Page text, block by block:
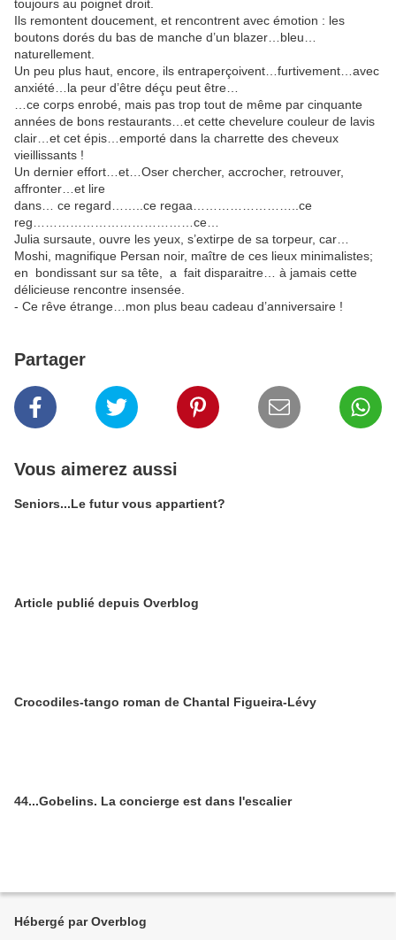
toujours au poignet droit.
Ils remontent doucement, et rencontrent avec émotion : les
boutons dorés du bas de manche d’un blazer…bleu…
naturellement.
Un peu plus haut, encore, ils entraperçoivent…furtivement…avec
anxiété…la peur d’être déçu peut être…
…ce corps enrobé, mais pas trop tout de même par cinquante
années de bons restaurants…et cette chevelure couleur de lavis
clair…et cet épis…emporté dans la charrette des cheveux
vieillissants !
Un dernier effort…et…Oser chercher, accrocher, retrouver,
affronter…et lire
dans… ce regard……..ce regaa……………………..ce
reg…………………………………ce…
Julia sursaute, ouvre les yeux, s’extirpe de sa torpeur, car…
Moshi, magnifique Persan noir, maître de ces lieux minimalistes;
en bondissant sur sa tête, a fait disparaitre… à jamais cette
délicieuse rencontre insensée.
- Ce rêve étrange…mon plus beau cadeau d’anniversaire !
Partager
Vous aimerez aussi
Seniors...Le futur vous appartient?
Article publié depuis Overblog
Crocodiles-tango roman de Chantal Figueira-Lévy
44...Gobelins. La concierge est dans l'escalier
Hébergé par Overblog